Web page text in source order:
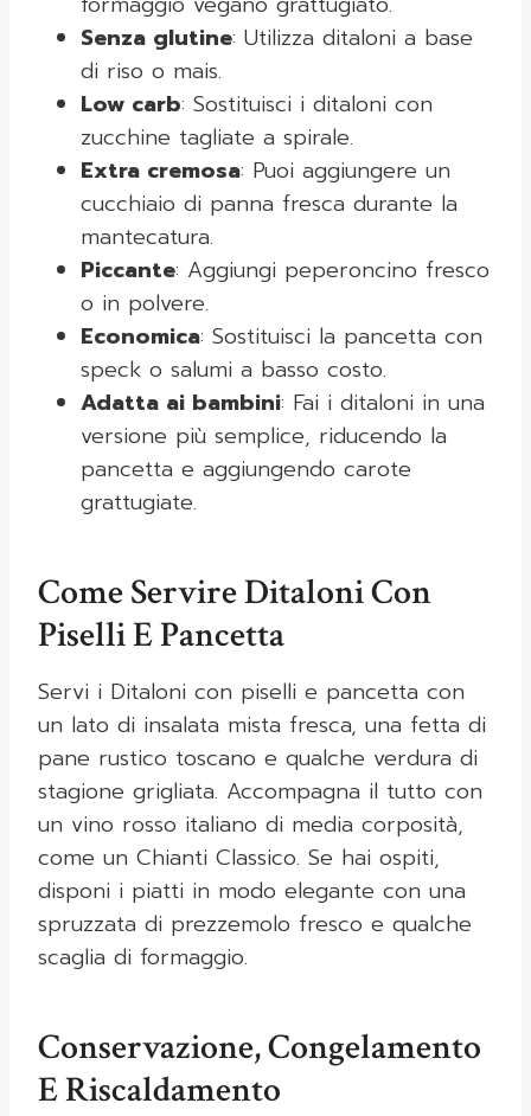
Senza glutine: Utilizza ditaloni a base
di riso o mais.
Low carb: Sostituisci i ditaloni con
zucchine tagliate a spirale.
Extra cremosa: Puoi aggiungere un
cucchiaio di panna fresca durante la
mantecatura.
Piccante: Aggiungi peperoncino fresco
o in polvere.
Economica: Sostituisci la pancetta con
speck o salumi a basso costo.
Adatta ai bambini: Fai i ditaloni in una
versione più semplice, riducendo la
pancetta e aggiungendo carote
grattugiate.
Come Servire Ditaloni Con
Piselli E Pancetta
Servi i Ditaloni con piselli e pancetta con
un lato di insalata mista fresca, una fetta di
pane rustico toscano e qualche verdura di
stagione grigliata. Accompagna il tutto con
un vino rosso italiano di media corposità,
come un Chianti Classico. Se hai ospiti,
disponi i piatti in modo elegante con una
spruzzata di prezzemolo fresco e qualche
scaglia di formaggio.
Conservazione, Congelamento
E Riscaldamento